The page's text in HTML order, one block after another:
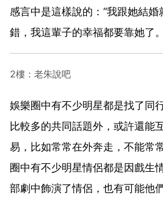
感言中是這樣說的：“我跟她結
錯，我這輩子的幸福都要靠她了
2樓：老朱說吧
娛樂圈中有不少明星都是找了同
比較多的共同話題外，或許還能
易，比如常常在外奔走，不能常
圈中有不少明星情侶都是因戲生
部劇中飾演了情侶，也有可能他